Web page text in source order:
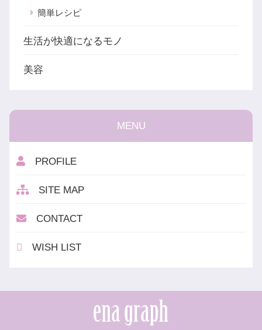
簡単レシピ
生活が快適になるモノ
美容
MENU
PROFILE
SITE MAP
CONTACT
WISH LIST